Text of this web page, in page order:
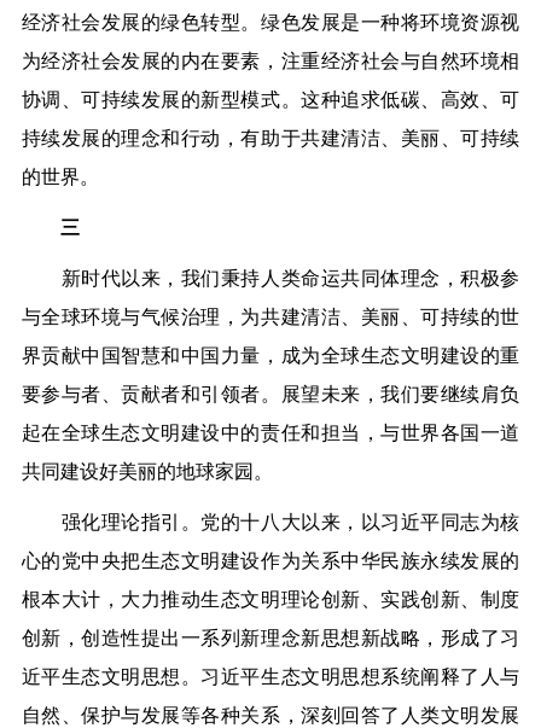
经济社会发展的绿色转型。绿色发展是一种将环境资源视
为经济社会发展的内在要素，注重经济社会与自然环境相
协调、可持续发展的新型模式。这种追求低碳、高效、可
持续发展的理念和行动，有助于共建清洁、美丽、可持续
的世界。
三
新时代以来，我们秉持人类命运共同体理念，积极参
与全球环境与气候治理，为共建清洁、美丽、可持续的世
界贡献中国智慧和中国力量，成为全球生态文明建设的重
要参与者、贡献者和引领者。展望未来，我们要继续肩负
起在全球生态文明建设中的责任和担当，与世界各国一道
共同建设好美丽的地球家园。
强化理论指引。党的十八大以来，以习近平同志为核
心的党中央把生态文明建设作为关系中华民族永续发展的
根本大计，大力推动生态文明理论创新、实践创新、制度
创新，创造性提出一系列新理念新思想新战略，形成了习
近平生态文明思想。习近平生态文明思想系统阐释了人与
自然、保护与发展等各种关系，深刻回答了人类文明发展